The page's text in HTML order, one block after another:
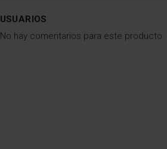
USUARIOS
No hay comentarios para este producto.